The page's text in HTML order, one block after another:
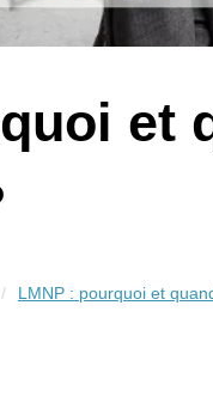
et
LMNP : pourquoi et